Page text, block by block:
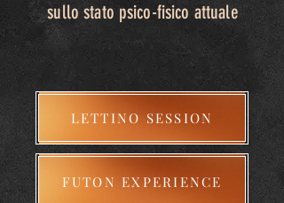
sullo stato psico-fisico attuale
LETTINO SESSION
FUTON EXPERIENCE